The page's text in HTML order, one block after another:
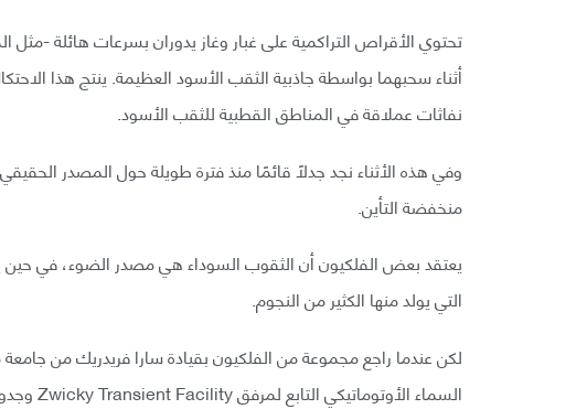
تحتوي الأقراص التراكمية على غبار وغاز يدوران بسرعات هائلة -
أثناء سحبهما بواسطة جاذبية الثقب الأسود العظيمة. ينتج هذا
نفاثات عملاقة في المناطق القطبية للثقب الأسود.
وفي هذه الأثناء نجد جدلًا قائمًا منذ فترة طويلة حول المصدر
منخفضة التأين.
يعتقد بعض الفلكيون أن الثقوب السوداء هي مصدر الضوء، في حين
التي يولد منها الكثير من النجوم.
لكن عندما راجع مجموعة من الفلكيون بقيادة سارا فريدريك من
السماء الأوتوماتيكي التابع لمرفق Zwicky Transient Facility وجدوا ست مجرات تقوم بشيء غريب.